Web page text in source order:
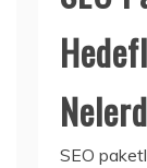
SEO